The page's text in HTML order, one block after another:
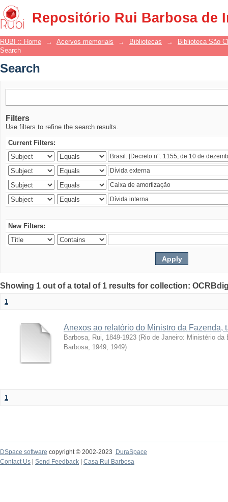
Repositório Rui Barbosa de
Search
RUBI :: Home → Acervos memoriais → Bibliotecas →
Biblioteca São
Search
Search
Filters
Use filters to refine the search results.
Current Filters:
New Filters:
Showing 1 out of a total of 1 results for collection:
1
Anexos ao relatório do Ministro da Fazenda,
Barbosa, Rui, 1849-1923 (Rio de Janeiro: Ministério
Barbosa, 1949, 1949)
1
DSpace software copyright © 2002-2023
DuraSpace
Contact Us
Send Feedback Casa Rui Barbosa